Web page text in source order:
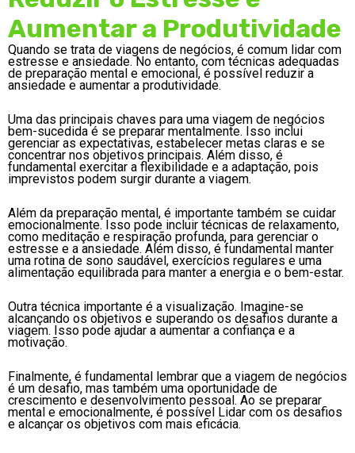
Aumentar a Produtividade
Quando se trata de viagens de negócios, é comum lidar com
estresse e ansiedade. No entanto, com técnicas adequadas
de preparação mental e emocional, é possível reduzir a
ansiedade e aumentar a produtividade.
Uma das principais chaves para uma viagem de negócios
bem-sucedida é se preparar mentalmente. Isso inclui
gerenciar as expectativas, estabelecer metas claras e se
concentrar nos objetivos principais. Além disso, é
fundamental exercitar a flexibilidade e a adaptação, pois
imprevistos podem surgir durante a viagem.
Além da preparação mental, é importante também se cuidar
emocionalmente. Isso pode incluir técnicas de relaxamento,
como meditação e respiração profunda, para gerenciar o
estresse e a ansiedade. Além disso, é fundamental manter
uma rotina de sono saudável, exercícios regulares e uma
alimentação equilibrada para manter a energia e o bem-estar.
Outra técnica importante é a visualização. Imagine-se
alcançando os objetivos e superando os desafios durante a
viagem. Isso pode ajudar a aumentar a confiança e a
motivação.
Finalmente, é fundamental lembrar que a viagem de negócios
é um desafio, mas também uma oportunidade de
crescimento e desenvolvimento pessoal. Ao se preparar
mental e emocionalmente, é possível Lidar com os desafios
e alcançar os objetivos com mais eficácia.